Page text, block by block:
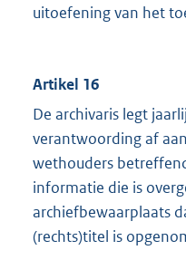
uitoefening van het
Artikel 16
De archivaris legt
verantwoording af
wethouders
informatie die is
archiefbewaarplaats
(rechts)titel is